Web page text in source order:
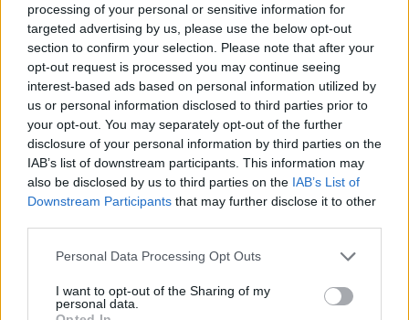
processing of your personal or sensitive information for
targeted advertising by us, please use the below opt-out
section to confirm your selection. Please note that after your
opt-out request is processed you may continue seeing
interest-based ads based on personal information utilized by
us or personal information disclosed to third parties prior to
your opt-out. You may separately opt-out of the further
disclosure of your personal information by third parties on the
IAB’s list of downstream participants. This information may
also be disclosed by us to third parties on the IAB’s List of
Downstream Participants that may further disclose it to other
Please note that this website/app uses one or more Google
not limited to your visit or usage behaviour. You may click to
grant or deny consent to Google and its third-party tags to
Personal Data Processing Opt Outs
I want to opt-out of the Sharing of my
personal data.
HÍRLEVÉL
Név
E-mail cím
Feliratkozom a hírlevélre és elfogadom az
adatvédelmi
FELIRATKOZÁS